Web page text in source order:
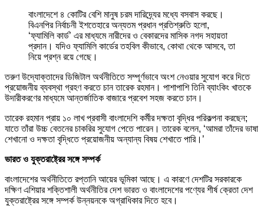
বাংলাদেশে ৪ কোটির বেশি মানুষ চরম দারিদ্র্যের মধ্যে বসবাস করছে।
বিএনপির নির্বাচনী ইশতেহারে অন্যতম প্রধান প্রতিশ্রুতি হলো,
‘ফ্যামিলি কার্ড’ এর মাধ্যমে নারীদের ও বেকারদের মাসিক নগদ সহায়তা
প্রদান। যদিও ফ্যামিলি কার্ডের তহবিল কীভাবে, কোথা থেকে আসবে, তা
নিয়ে প্রশ্ন রয়ে গেছে।
তরুণ উদ্যোক্তাদের ডিজিটাল অর্থনীতিতে সম্পূর্ণভাবে অংশ নেওয়ার সুযোগ করে দিতে
প্রয়োজনীয় ব্যবস্থা গ্রহণ করতে চান তারেক রহমান। পাশাপাশি তিনি ব্যাংকিং খাতকে
উদারীকরণের মাধ্যমে আন্তর্জাতিক বাজারে প্রবেশ সহজ করতে চান।
তারেক রহমান প্রায় ১০ লাখ প্রবাসী বাংলাদেশি কর্মীর দক্ষতা বৃদ্ধির পরিকল্পনা করছেন;
যাতে তাঁরা উচ্চ বেতনের চাকরির সুযোগ পেতে পারেন। তারেক বলেন, ‘আমরা তাঁদের ভাষা
শেখানো ও দক্ষতা বৃদ্ধিতে প্রয়োজনীয় অন্যান্য বিষয় শেখাতে পারি।’
ভারত ও যুক্তরাষ্ট্রের সঙ্গে সম্পর্ক
বাংলাদেশের অর্থনীতিতে রপ্তানি আয়ের ভূমিকা আছে। এ কারণে দেশটির সরকারকে
দক্ষিণ এশিয়ার শক্তিশালী অর্থনীতির দেশ ভারত ও বাংলাদেশের পণ্যের শীর্ষ ক্রেতা দেশ
যুক্তরাষ্ট্রের সঙ্গে সম্পর্ক উন্নয়নকে অগ্রাধিকার দিতে হবে।